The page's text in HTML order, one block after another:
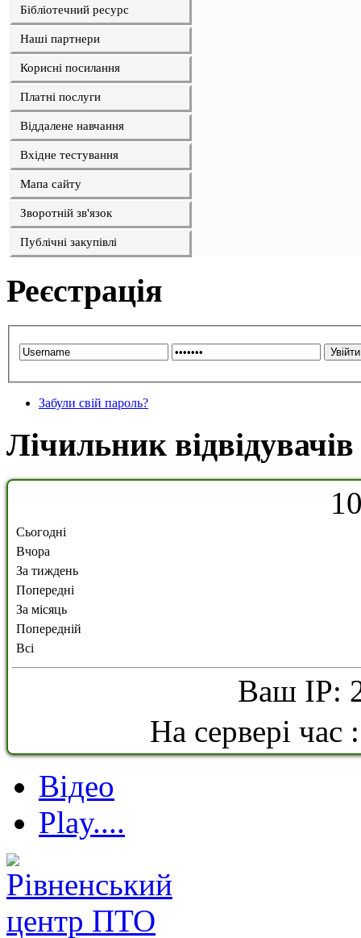
Бібліотечний ресурс
Наші партнери
Корисні посилання
Платні послуги
Віддалене навчання
Вхідне тестування
Мапа сайту
Зворотній зв'язок
Публічні закупівлі
Реєстрація
Забули свій пароль?
Лічильник відвідувачів
1
Сьогодні
Вчора
За тиждень
Попередні
За місяць
Попередній
Всі
Ваш IP:
На сервері
Відео
Play....